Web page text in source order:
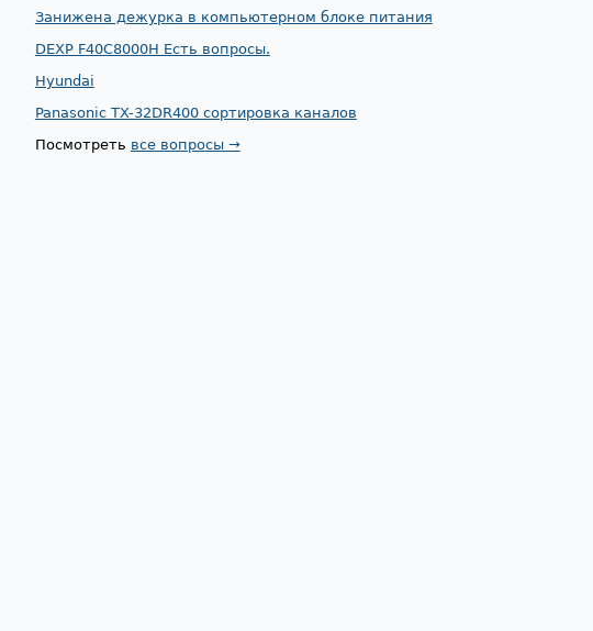
Занижена дежурка в компьютерном блоке питания
DEXP F40C8000H Есть вопросы.
Hyundai
Panasonic TX-32DR400 сортировка каналов
Посмотреть все вопросы →